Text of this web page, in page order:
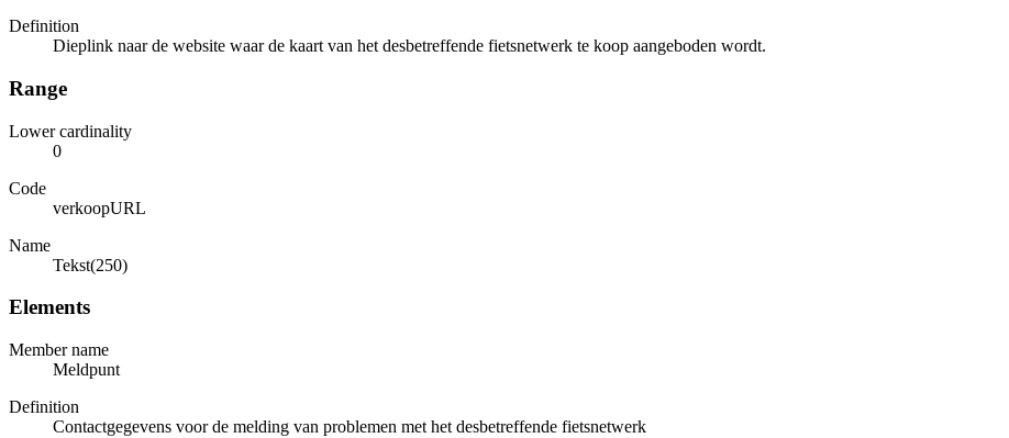
Definition
Dieplink naar de website waar de kaart van het desbetreffende fietsnetwerk te koop aangeboden wordt.
Range
Lower cardinality
0
Code
verkoopURL
Name
Tekst(250)
Elements
Member name
Meldpunt
Definition
Contactgegevens voor de melding van problemen met het desbetreffende fietsnetwerk